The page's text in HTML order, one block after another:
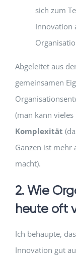
sich zum
Innovation
Abgeleitet aus
gemeinsamen
(man kann
Komplexität
Ganzen ist mehr
macht).
2. Wie
heute oft
Ich behaupte,
Innovation gut